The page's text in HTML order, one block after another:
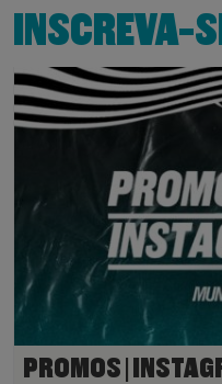
INSCREVA-
PROMOS |